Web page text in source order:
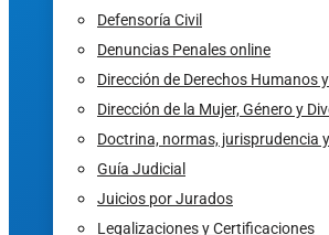
Defensoría Civil
Denuncias Penales online
Dirección de Derechos Humanos
Dirección de la Mujer, Género y
Doctrina, normas, jurisprudencia
Guía Judicial
Juicios por Jurados
Legalizaciones y Certificaciones